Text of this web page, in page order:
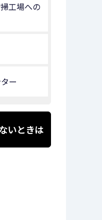
工場への
ー
いときは